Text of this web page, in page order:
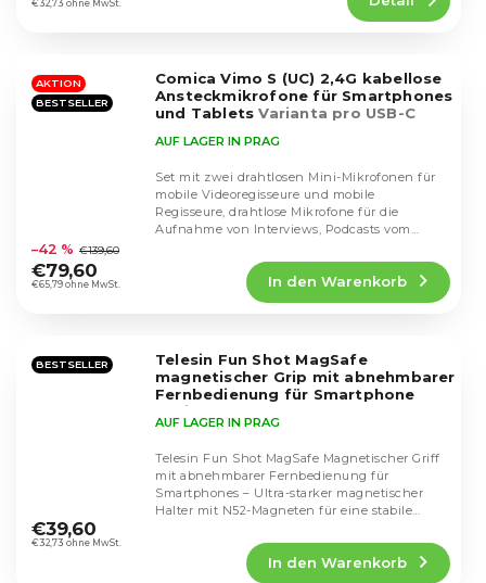
Sternen.
€32,73 ohne MwSt.
AKTION
BESTSELLER
Comica Vimo S (UC) 2,4G kabellose
Ansteckmikrofone für Smartphones
und TabletsVarianta pro USB-C
durchschnittliche
Produktbewertung
ist
Sternen.
AUF LAGER IN PRAG
€65,79 ohne MwSt.
–42 % €139,60
€79,60
In den Warenkorb
Set mit zwei drahtlosen Mini-Mikrofonen für
mobile Videoregisseure und mobile
Regisseure, drahtlose Mikrofone für die
Aufnahme von Interviews, Podcasts vom
BESTSELLER
Telesin Fun Shot MagSafe
magnetischer Grip mit abnehmbarer
Fernbedienung für Smartphone
(weiß)
durchschnittliche
Produktbewertung
AUF LAGER IN PRAG
€32,73 ohne MwSt.
€39,60
In den Warenkorb
Telesin Fun Shot MagSafe Magnetischer Griff
mit abnehmbarer Fernbedienung für
Smartphones – Ultra-starker magnetischer
Halter mit N52-Magneten für eine stabile